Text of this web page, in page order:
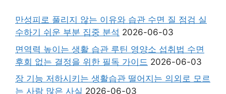
만성피로 풀리지 않는 이유와 습관 수면 질 점검 실
수하기 쉬운 부분 집중 분석 2026-06-03
면역력 높이는 생활 습관 루틴 영양소 섭취법 수면
후회 없는 결정을 위한 필독 가이드 2026-06-03
장 기능 저하시키는 생활습관 떨어지는 의외로 모르
는 사람 많은 사실 2026-06-03